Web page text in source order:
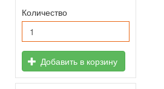
Количество
Добавить в корзину